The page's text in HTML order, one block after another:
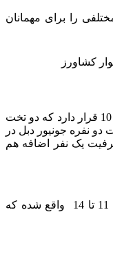
را برای مهمانان
سوئیت دونفره جونیور توئین در طبقات 3 تا 10 قرار دارد که دو تخت
نفره جونیور دبل در
و ظرفیت یک نفر اضافه هم
سوئیت دونفره لاکچری EF که در طبقات 11 تا 14 واقع شده که